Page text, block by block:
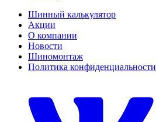
Шинный калькулятор
Акции
О компании
Новости
Шиномонтаж
Политика конфиденциальности